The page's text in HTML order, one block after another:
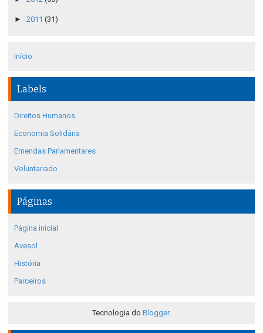
► 2011 (31)
Início
Labels
Direitos Humanos
Economia Solidária
Emendas Parlamentares
Voluntariado
Páginas
Página inicial
Avesol
História
Parceiros
Tecnologia do Blogger.